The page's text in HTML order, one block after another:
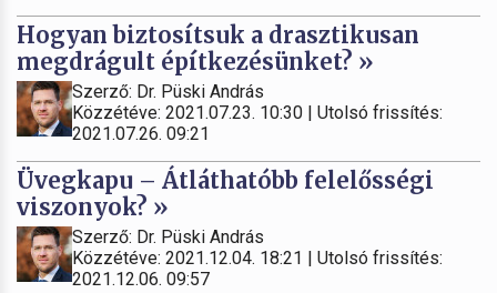
Hogyan biztosítsuk a drasztikusan
megdrágult építkezésünket? »
Szerző: Dr. Püski András
Közzétéve: 2021.07.23. 10:30 | Utolsó frissítés:
2021.07.26. 09:21
Üvegkapu – Átláthatóbb felelősségi
viszonyok? »
Szerző: Dr. Püski András
Közzétéve: 2021.12.04. 18:21 | Utolsó frissítés:
2021.12.06. 09:57